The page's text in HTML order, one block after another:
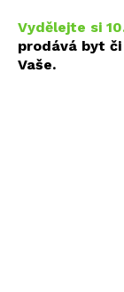
Vydělejte si
prodává byt
Vaše.